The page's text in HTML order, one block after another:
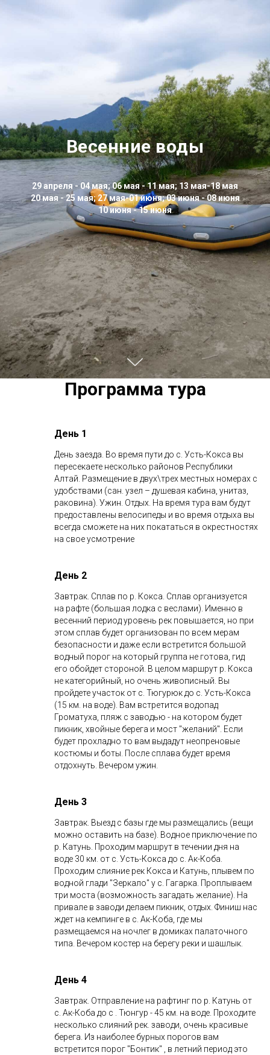
Весенние воды
29 апреля - 04 мая; 06 мая - 11 мая; 13 мая-18 мая
20 мая - 25 мая; 27 мая-01 июня; 03 июня - 08 июня
10 июня - 15 июня
Программа тура
День 1
День заезда. Во время пути до с. Усть-Кокса вы
пересекаете несколько районов Республики
Алтай. Размещение в двух\трех местных номерах с
удобствами (сан. узел – душевая кабина, унитаз,
раковина). Ужин. Отдых. На время тура вам будут
предоставлены велосипеды и во время отдыха вы
всегда сможете на них покататься в окрестностях
на свое усмотрение
День 2
Завтрак. Сплав по р. Кокса. Сплав организуется
на рафте (большая лодка с веслами). Именно в
весенний период уровень рек повышается, но при
этом сплав будет организован по всем мерам
безопасности и даже если встретится большой
водный порог на который группа не готова, гид
его обойдет стороной. В целом маршрут р. Кокса
не категорийный, но очень живописный. Вы
пройдете участок от с. Тюгурюк до с. Усть-Кокса
(15 км. на воде). Вам встретится водопад
Громатуха, пляж с заводью - на котором будет
пикник, хвойные берега и мост "желаний". Если
будет прохладно то вам выдадут неопреновые
костюмы и боты. После сплава будет время
отдохнуть. Вечером ужин.
День 3
Завтрак. Выезд с базы где мы размещались (вещи
можно оставить на базе). Водное приключение по
р. Катунь. Проходим маршрут в течении дня на
воде 30 км. от с. Усть-Кокса до с. Ак-Коба.
Проходим слияние рек Кокса и Катунь, плывем по
водной глади "Зеркало" у с. Гагарка. Проплываем
три моста (возможность загадать желание). На
привале в заводи делаем пикник, отдых. Финиш нас
ждет на кемпинге в с. Ак-Коба, где мы
размещаемся на ночлег в домиках палаточного
типа. Вечером костер на берегу реки и шашлык.
День 4
Завтрак. Отправление на рафтинг по р. Катунь от
с. Ак-Коба до с . Тюнгур - 45 км. на воде. Проходите
несколько слияний рек. заводи, очень красивые
берега. Из наиболее бурных порогов вам
встретится порог "Бонтик" , в летний период это